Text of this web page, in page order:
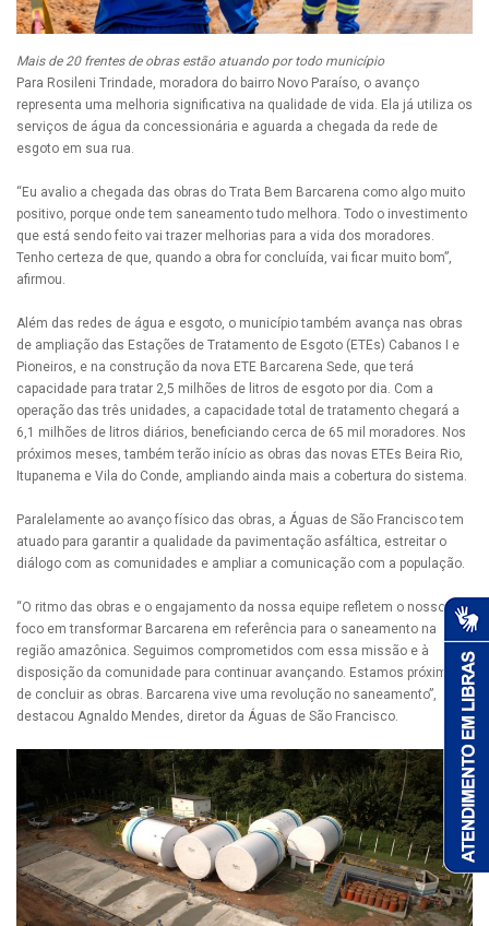
Mais de 20 frentes de obras estão atuando por todo município
Para Rosileni Trindade, moradora do bairro Novo Paraíso, o avanço
representa uma melhoria significativa na qualidade de vida. Ela já utiliza os
serviços de água da concessionária e aguarda a chegada da rede de
esgoto em sua rua.
“Eu avalio a chegada das obras do Trata Bem Barcarena como algo muito
positivo, porque onde tem saneamento tudo melhora. Todo o investimento
que está sendo feito vai trazer melhorias para a vida dos moradores.
Tenho certeza de que, quando a obra for concluída, vai ficar muito bom”,
afirmou.
Além das redes de água e esgoto, o município também avança nas obras
de ampliação das Estações de Tratamento de Esgoto (ETEs) Cabanos I e
Pioneiros, e na construção da nova ETE Barcarena Sede, que terá
capacidade para tratar 2,5 milhões de litros de esgoto por dia. Com a
operação das três unidades, a capacidade total de tratamento chegará a
6,1 milhões de litros diários, beneficiando cerca de 65 mil moradores. Nos
próximos meses, também terão início as obras das novas ETEs Beira Rio,
Itupanema e Vila do Conde, ampliando ainda mais a cobertura do sistema.
Paralelamente ao avanço físico das obras, a Águas de São Francisco tem
atuado para garantir a qualidade da pavimentação asfáltica, estreitar o
diálogo com as comunidades e ampliar a comunicação com a população.
“O ritmo das obras e o engajamento da nossa equipe refletem o nosso
foco em transformar Barcarena em referência para o saneamento na
região amazônica. Seguimos comprometidos com essa missão e à
disposição da comunidade para continuar avançando. Estamos próximos
de concluir as obras. Barcarena vive uma revolução no saneamento”,
destacou Agnaldo Mendes, diretor da Águas de São Francisco.